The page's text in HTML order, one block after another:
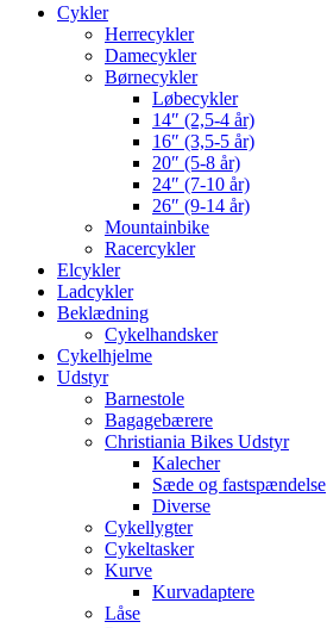
Cykler
Herrecykler
Damecykler
Børnecykler
Løbecykler
14″ (2,5-4 år)
16″ (3,5-5 år)
20″ (5-8 år)
24″ (7-10 år)
26″ (9-14 år)
Mountainbike
Racercykler
Elcykler
Ladcykler
Beklædning
Cykelhandsker
Cykelhjelme
Udstyr
Barnestole
Bagagebærere
Christiania Bikes Udstyr
Kalecher
Sæde og fastspændelse
Diverse
Cykellygter
Cykeltasker
Kurve
Kurvadaptere
Låse